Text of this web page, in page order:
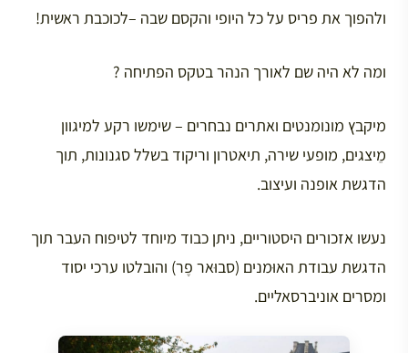
ולהפוך את פריס על כל היופי והקסם שבה –לכוכבת ראשית!
ומה לא היה שם לאורך הנהר בטקס הפתיחה ?
מיקבץ מונומנטים ואתרים נבחרים – שימשו רקע למיגוון
מֵיצגים, מופעי שירה, תיאטרון וריקוד בשלל סגנונות, תוך
הדגשת אופנה ועיצוב.
נעשו אזכורים היסטוריים, ניתן כבוד מיוחד לטיפוח העבר תוך
הדגשת עבודת האוּמנים (סבוּאר פֶר) והובלטו ערכי יסוד
ומסרים אוניברסאליים.